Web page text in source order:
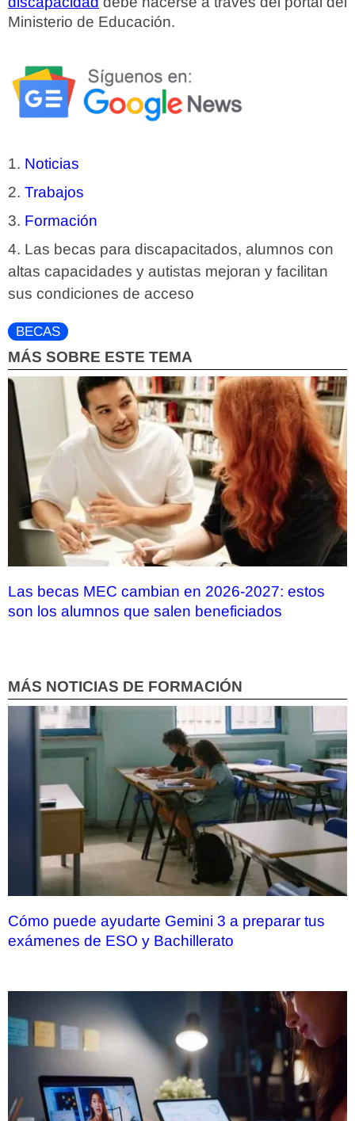
Ministerio de Educación.
Noticias
Trabajos
Formación
Las becas para discapacitados, alumnos con
altas capacidades y autistas mejoran y facilitan
sus condiciones de acceso
BECAS
MÁS SOBRE ESTE TEMA
Las becas MEC cambian en 2026-2027: estos
son los alumnos que salen beneficiados
MÁS NOTICIAS DE FORMACIÓN
Cómo puede ayudarte Gemini 3 a preparar tus
exámenes de ESO y Bachillerato